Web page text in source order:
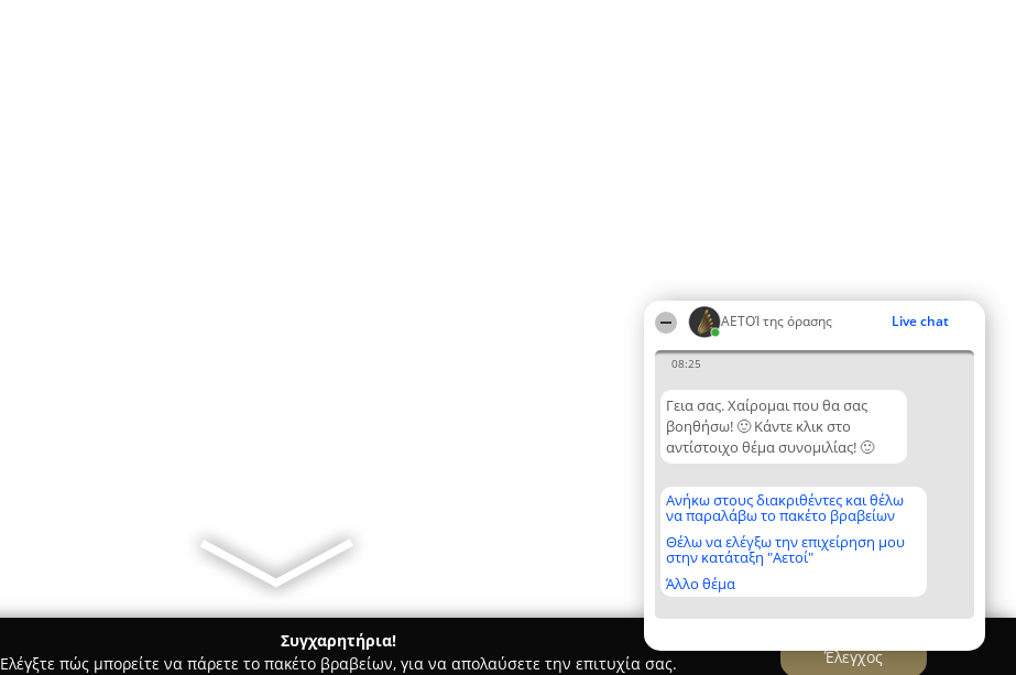
ΑΕΤΟΊ της όρασης Live chat
08:25
Γεια σας. Χαίρομαι που θα σας
βοηθήσω! 🙂 Κάντε κλικ στο
αντίστοιχο θέμα συνομιλίας! 🙂
Ανήκω στους διακριθέντες και θέλω
να παραλάβω το πακέτο βραβείων
Θέλω να ελέγξω την επιχείρηση μου
στην κατάταξη "Αετοί"
Άλλο θέμα
Συγχαρητήρια!
Ελέγξτε πώς μπορείτε να πάρετε το πακέτο βραβείων, για να απολαύσετε την επιτυχία σας.
Έλεγχος